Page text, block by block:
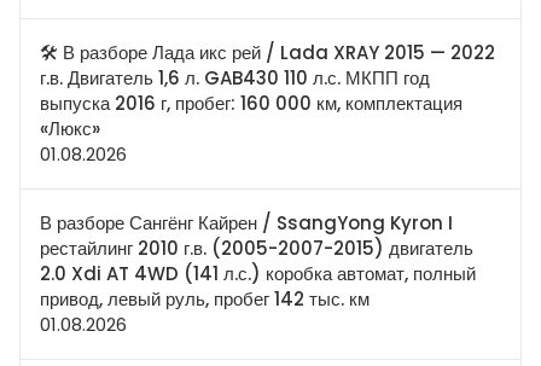
🛠 В разборе Лада икс рей / Lada XRAY 2015 — 2022
г.в. Двигатель 1,6 л. GAB430 110 л.с. МКПП год
выпуска 2016 г, пробег: 160 000 км, комплектация
«Люкс»
01.08.2026
В разборе Сангёнг Кайрен / SsangYong Kyron I
рестайлинг 2010 г.в. (2005-2007-2015) двигатель
2.0 Xdi AT 4WD (141 л.с.) коробка автомат, полный
привод, левый руль, пробег 142 тыс. км
01.08.2026